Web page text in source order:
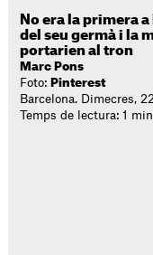
No era la primera
del seu germà i la
portarien al tron
Marc Pons
Foto: Pinterest
Barcelona. Dimecres,
Temps de lectura: 1